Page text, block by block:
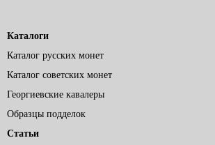
Каталоги
Каталог русских монет
Каталог советских монет
Георгиевские кавалеры
Образцы подделок
Статьи